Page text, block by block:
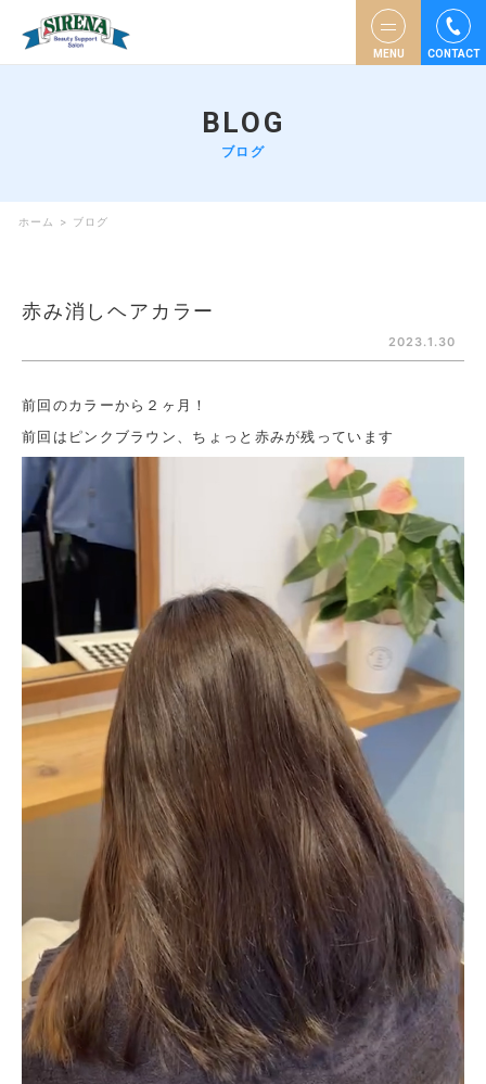
MENU CONTACT
BLOG
ブログ
ホーム > ブログ
赤み消しヘアカラー
2023.1.30
前回のカラーから２ヶ月！
前回はピンクブラウン、ちょっと赤みが残っています